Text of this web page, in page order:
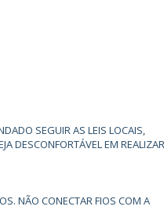
SEGUIR AS LEIS LOCAIS,
DESCONFORTÁVEL EM
NÃO CONECTAR FIOS COM A